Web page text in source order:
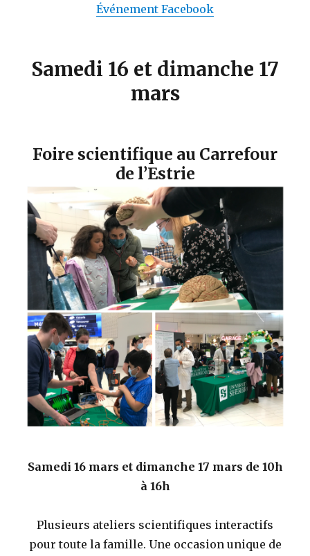
Événement Facebook
Samedi 16 et dimanche 17
mars
Foire scientifique au Carrefour
de l’Estrie
Samedi 16 mars et dimanche 17 mars de 10h
à 16h
Plusieurs ateliers scientifiques interactifs
pour toute la famille. Une occasion unique de